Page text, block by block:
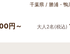
円～
千葉県 / 勝浦・鴨
大人2名(税込)